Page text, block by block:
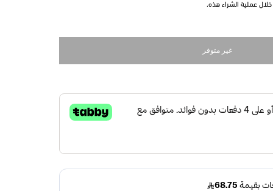
عملية الشراء هذه.
غير متوفر